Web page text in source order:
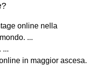
online nella
...
...
in maggior ascesa.